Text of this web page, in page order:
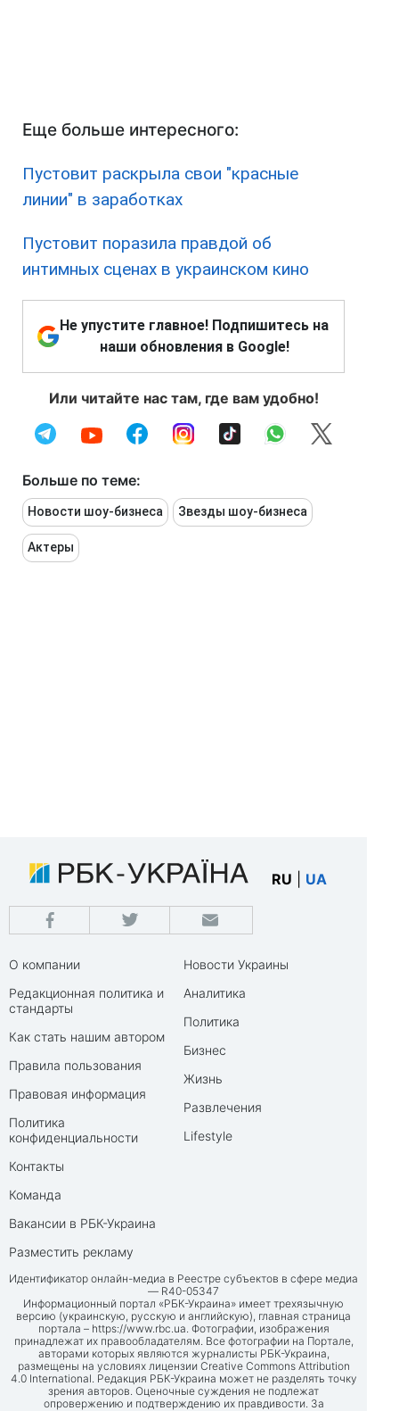
Еще больше интересного:
Пустовит раскрыла свои "красные
линии" в заработках
Пустовит поразила правдой об
интимных сценах в украинском кино
Не упустите главное! Подпишитесь на
наши обновления в Google!
Или читайте нас там, где вам удобно!
Больше по теме:
Новости шоу-бизнеса Звезды шоу-бизнеса
Актеры
RU UA
О компании
Редакционная политика и
стандарты
Как стать нашим автором
Правила пользования
Правовая информация
Политика
конфиденциальности
Контакты
Команда
Вакансии в РБК-Украина
Разместить рекламу
Новости Украины
Аналитика
Политика
Бизнес
Жизнь
Развлечения
Lifestyle
Идентификатор онлайн-медиа в Реестре субъектов в сфере медиа
— R40-05347
Информационный портал «РБК-Украина» имеет трехязычную
версию (украинскую, русскую и английскую), главная страница
портала – https://www.rbc.ua . Фотографии, изображения
принадлежат их правообладателям. Все фотографии на Портале,
авторами которых являются журналисты РБК-Украина,
размещены на условиях лицензии Creative Commons Attribution
4.0 International. Редакция РБК-Украина может не разделять точку
зрения авторов. Оценочные суждения не подлежат
опровержению и подтверждению их правдивости. За